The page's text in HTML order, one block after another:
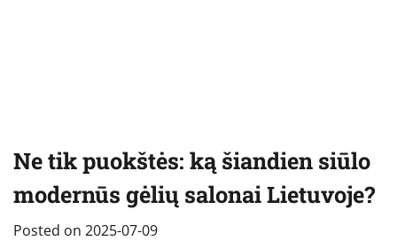
Ne tik puokštės: ką šiandien siūlo
modernūs gėlių salonai Lietuvoje?
Posted on 2025-07-09